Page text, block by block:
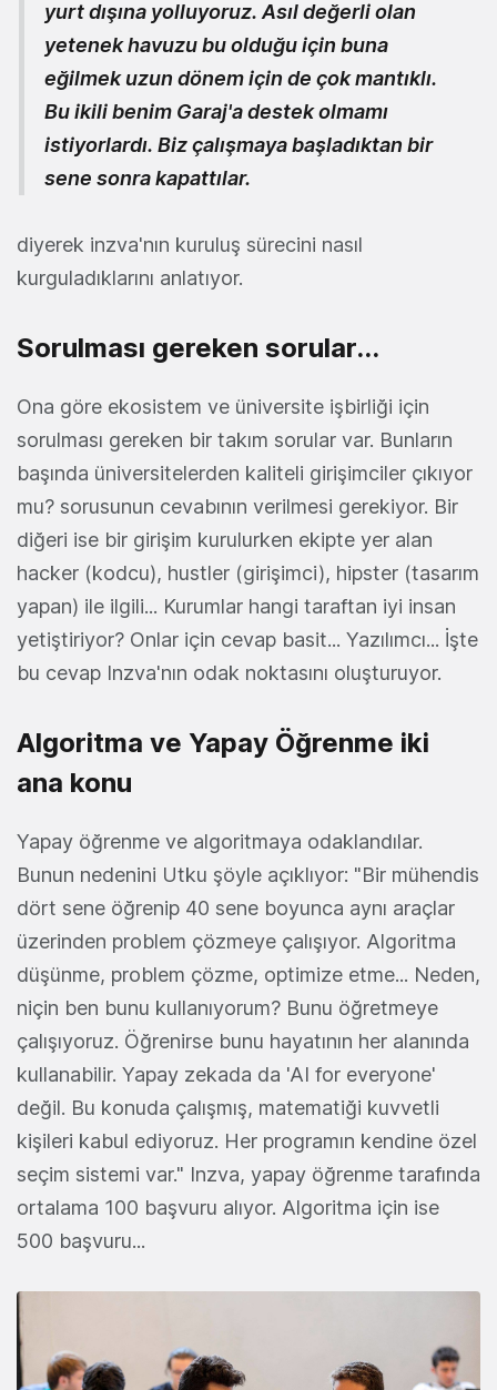
yurt dışına yolluyoruz. Asıl değerli olan
yetenek havuzu bu olduğu için buna
eğilmek uzun dönem için de çok mantıklı.
Bu ikili benim Garaj'a destek olmamı
istiyorlardı. Biz çalışmaya başladıktan bir
sene sonra kapattılar.
diyerek inzva'nın kuruluş sürecini nasıl
kurguladıklarını anlatıyor.
Sorulması gereken sorular...
Ona göre ekosistem ve üniversite işbirliği için
sorulması gereken bir takım sorular var. Bunların
başında üniversitelerden kaliteli girişimciler çıkıyor
mu? sorusunun cevabının verilmesi gerekiyor. Bir
diğeri ise bir girişim kurulurken ekipte yer alan
hacker (kodcu), hustler (girişimci), hipster (tasarım
yapan) ile ilgili... Kurumlar hangi taraftan iyi insan
yetiştiriyor? Onlar için cevap basit... Yazılımcı... İşte
bu cevap Inzva'nın odak noktasını oluşturuyor.
Algoritma ve Yapay Öğrenme iki
ana konu
Yapay öğrenme ve algoritmaya odaklandılar.
Bunun nedenini Utku şöyle açıklıyor: "Bir mühendis
dört sene öğrenip 40 sene boyunca aynı araçlar
üzerinden problem çözmeye çalışıyor. Algoritma
düşünme, problem çözme, optimize etme... Neden,
niçin ben bunu kullanıyorum? Bunu öğretmeye
çalışıyoruz. Öğrenirse bunu hayatının her alanında
kullanabilir. Yapay zekada da 'AI for everyone'
değil. Bu konuda çalışmış, matematiği kuvvetli
kişileri kabul ediyoruz. Her programın kendine özel
seçim sistemi var." Inzva, yapay öğrenme tarafında
ortalama 100 başvuru alıyor. Algoritma için ise
500 başvuru...